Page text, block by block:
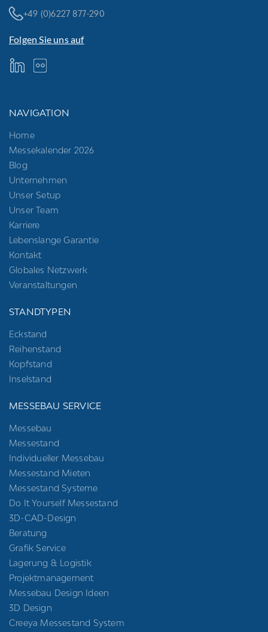
+49 (0)6227 877-290
Folgen Sie uns auf
NAVIGATION
Home
Messekalender 2026
Blog
Unternehmen
Unser Setup
Unser Team
Karriere
Lebenslange Garantie
Kontakt
Globales Netzwerk
Veranstaltungen
STANDTYPEN
Eckstand
Reihenstand
Kopfstand
Inselstand
MESSEBAU SERVICE
Messebau
Messestand
Individueller Messebau
Messestand Mieten
Messestand Systeme
Do It Yourself Messestand
3D-CAD-Design
Beratung
Grafik Service
Lagerung & Logistik
Projektmanagement
Messebau Design Ideen
3D Design
Creeya Messestand System